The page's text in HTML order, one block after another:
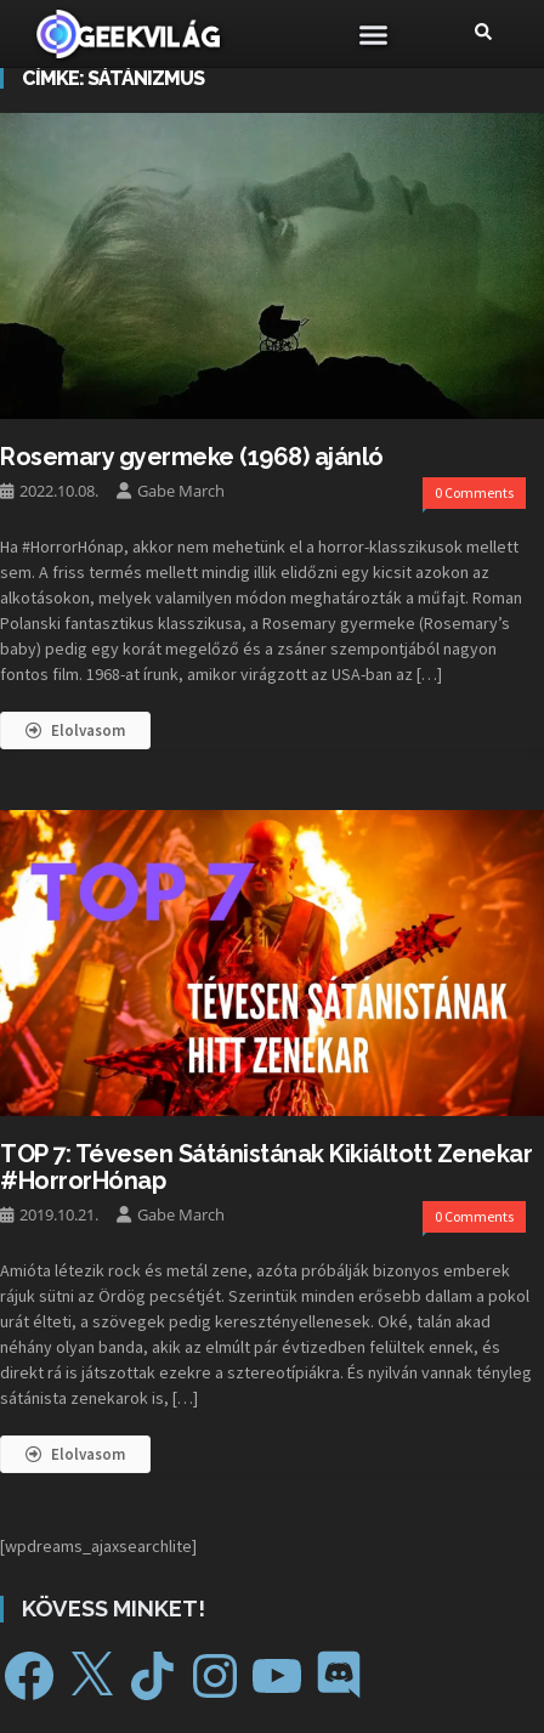
CÍMKE:SÁTÁNIZMUS
Rosemary gyermeke (1968) ajánló
2022.10.08. Gabe March 0 Comments
Ha #HorrorHónap, akkor nem mehetünk el a horror-klasszikusok mellett
sem. A friss termés mellett mindig illik elidőzni egy kicsit azokon az
alkotásokon, melyek valamilyen módon meghatározták a műfajt. Roman
Polanski fantasztikus klasszikusa, a Rosemary gyermeke (Rosemary’s
baby) pedig egy korát megelőző és a zsáner szempontjából nagyon
fontos film. 1968-at írunk, amikor virágzott az USA-ban az […]
Elolvasom
TOP 7: Tévesen Sátánistának Kikiáltott Zenekar
#HorrorHónap
2019.10.21. Gabe March 0 Comments
Amióta létezik rock és metál zene, azóta próbálják bizonyos emberek
rájuk sütni az Ördög pecsétjét. Szerintük minden erősebb dallam a pokol
urát élteti, a szövegek pedig keresztényellenesek. Oké, talán akad
néhány olyan banda, akik az elmúlt pár évtizedben felültek ennek, és
direkt rá is játszottak ezekre a sztereotípiákra. És nyilván vannak tényleg
sátánista zenekarok is, […]
Elolvasom
[wpdreams_ajaxsearchlite]
KÖVESS MINKET!